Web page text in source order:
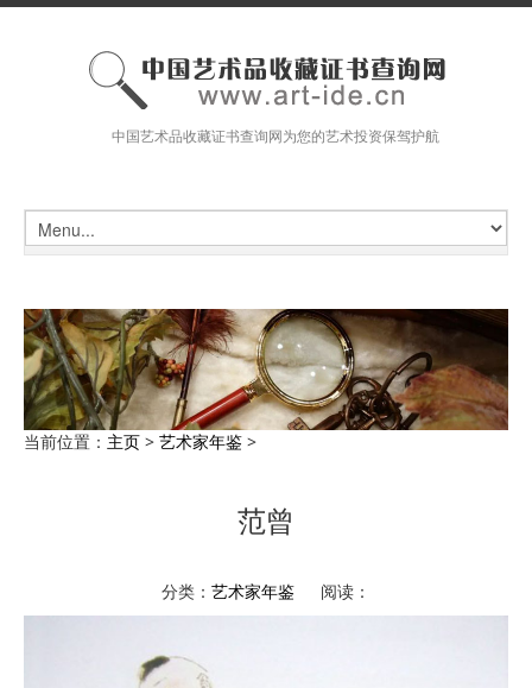
中国艺术品收藏证书查询网为您的艺术投资保驾护航
当前位置： 主页 > 艺术家年鉴 >
范曾
分类： 艺术家年鉴 阅读：